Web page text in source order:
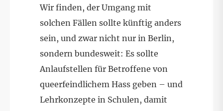
Wir finden, der Umgang mit
solchen Fällen sollte künftig anders
sein, und zwar nicht nur in Berlin,
sondern bundesweit: Es sollte
Anlaufstellen für Betroffene von
queerfeindlichem Hass geben – und
Lehrkonzepte in Schulen, damit